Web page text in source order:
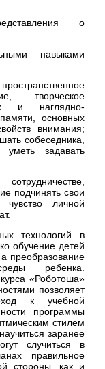
о
навыками
творческое
и наглядно-
основных
внимания;
собеседника,
задавать
подчинять свои
личной
технологий в
обучение детей
преобразование
ребенка.
«Роботоша»
позволяет
к учебной
программы
стилем
заранее
случиться в
правильное
стороны, как и